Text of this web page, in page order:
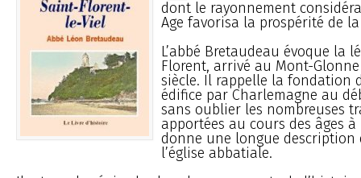
dont le rayonnement
Age favorisa la prospérité de
L’abbé Bretaudeau évoque la
Florent, arrivé au Mont-
siècle. Il rappelle la fondation
édifice par Charlemagne au
sans oublier les nombreuses
apportées au cours des âges à
donne une longue description
l’église abbatiale.